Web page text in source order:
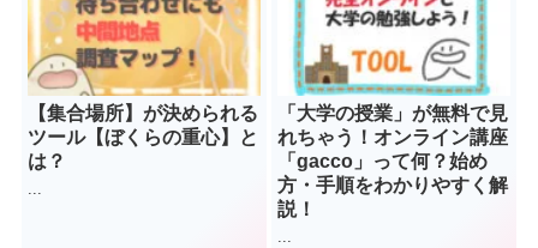
【集合場所】が決められる
ツール【ぼくらの重心】と
は？
...
「大学の授業」が無料で見
れちゃう！オンライン講座
「gacco」って何？始め
方・手順をわかりやすく解
説！
...